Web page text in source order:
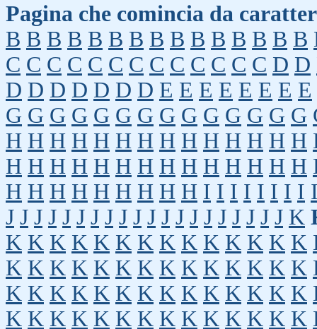
Pagina che comincia da
B B B B B B B B B B B B B B B
C C C C C C C C C C C C C D D
D D D D D D D E E E E E E E E
G G G G G G G G G G G G G G
H H H H H H H H H H H H H H
H H H H H H H H H H H H H H
H H H H H H H H H I I I I I I I I
J J J J J J J J J J J J J J J J J J J J K
K K K K K K K K K K K K K K
K K K K K K K K K K K K K K
K K K K K K K K K K K K K K
K K K K K K K K K K K K K K